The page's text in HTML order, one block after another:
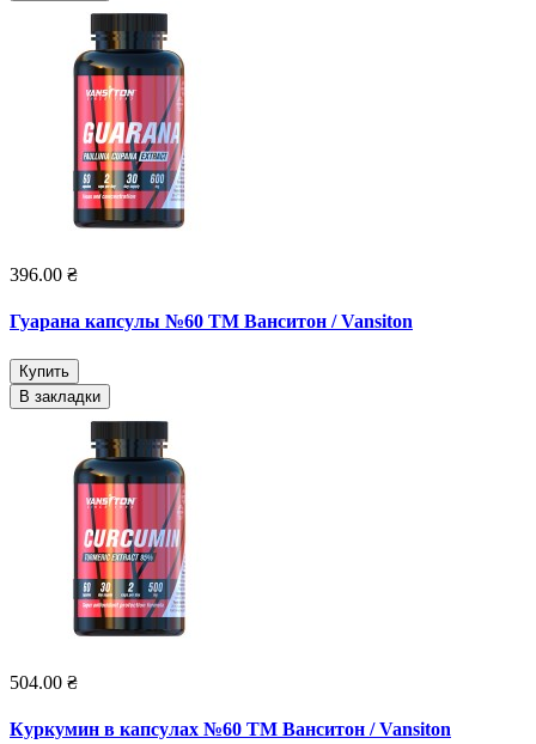
396.00 ₴
Гуарана капсулы №60 ТМ Ванситон / Vansiton
Купить
В закладки
504.00 ₴
Куркумин в капсулах №60 ТМ Ванситон / Vansiton